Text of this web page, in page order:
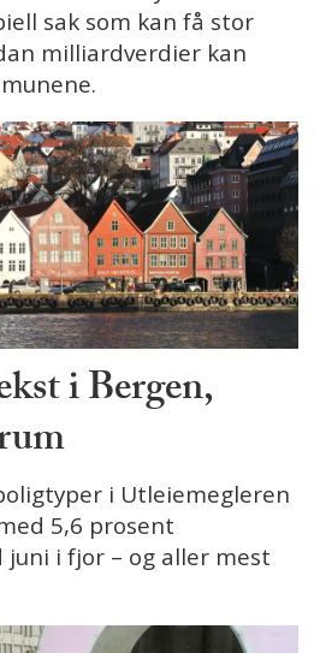
sak som kan få stor
milliardverdier kan
i Bergen,
i Utleiemegleren
5,6 prosent
i fjor – og aller mest